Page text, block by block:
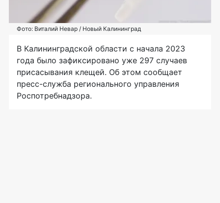
Фото: Виталий Невар / Новый Калининград
В Калининградской области с начала 2023
года было зафиксировано уже 297 случаев
присасывания клещей. Об этом сообщает
пресс-служба регионального управления
Роспотребнадзора.